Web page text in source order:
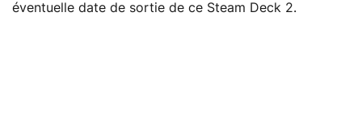
éventuelle date de sortie de ce Steam Deck 2.